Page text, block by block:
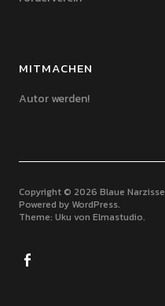
MITMACHEN
Autor werden!
Copyright © 2026 Blaue Narzisse
Powered by WordPress
Theme: Uku von Elmastudio